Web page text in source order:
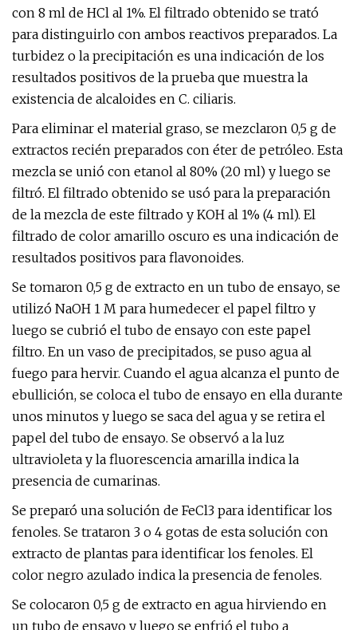
con 8 ml de HCl al 1%. El filtrado obtenido se trató
para distinguirlo con ambos reactivos preparados. La
turbidez o la precipitación es una indicación de los
resultados positivos de la prueba que muestra la
existencia de alcaloides en C. ciliaris.
Para eliminar el material graso, se mezclaron 0,5 g de
extractos recién preparados con éter de petróleo. Esta
mezcla se unió con etanol al 80% (20 ml) y luego se
filtró. El filtrado obtenido se usó para la preparación
de la mezcla de este filtrado y KOH al 1% (4 ml). El
filtrado de color amarillo oscuro es una indicación de
resultados positivos para flavonoides.
Se tomaron 0,5 g de extracto en un tubo de ensayo, se
utilizó NaOH 1 M para humedecer el papel filtro y
luego se cubrió el tubo de ensayo con este papel
filtro. En un vaso de precipitados, se puso agua al
fuego para hervir. Cuando el agua alcanza el punto de
ebullición, se coloca el tubo de ensayo en ella durante
unos minutos y luego se saca del agua y se retira el
papel del tubo de ensayo. Se observó a la luz
ultravioleta y la fluorescencia amarilla indica la
presencia de cumarinas.
Se preparó una solución de FeCl3 para identificar los
fenoles. Se trataron 3 o 4 gotas de esta solución con
extracto de plantas para identificar los fenoles. El
color negro azulado indica la presencia de fenoles.
Se colocaron 0,5 g de extracto en agua hirviendo en
un tubo de ensayo y luego se enfrió el tubo a